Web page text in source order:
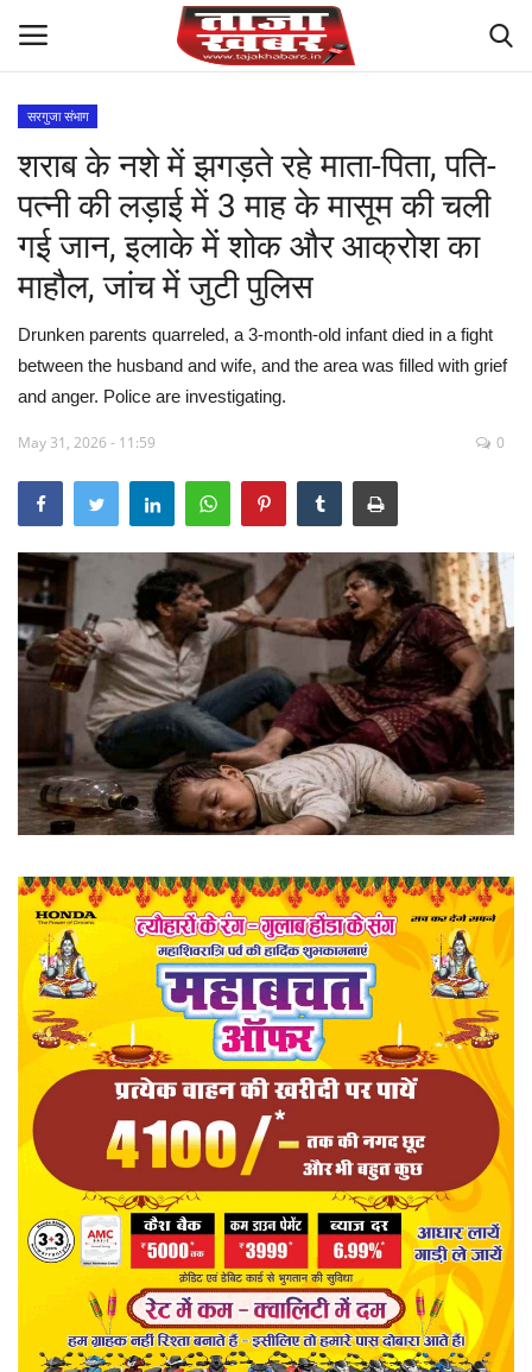
देश
मध्य प्रदेश
विश्व
मुख्य समाचार
विदेश
राष्ट्रीय
खेल
राज्य
संपादकीय
रोजगार
राजनीति
मनोरंजन
मैगज़ीन की लेख
प्रमुख खबर
हेल्थ
Language
English hindi
सरगुजा संभाग
शराब के नशे में झगड़ते रहे माता-पिता, पति-
पत्नी की लड़ाई में 3 माह के मासूम की चली
गई जान, इलाके में शोक और आक्रोश का
माहौल, जांच में जुटी पुलिस
Drunken parents quarreled, a 3-month-old infant died in a fight
between the husband and wife, and the area was filled with grief
and anger. Police are investigating.
May 31, 2026 - 11:59 0